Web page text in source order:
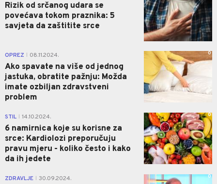
Rizik od srčanog udara se
povećava tokom praznika: 5
savjeta da zaštitite srce
OPREZ 08.11.2024.
Ako spavate na više od jednog
jastuka, obratite pažnju: Možda
imate ozbiljan zdravstveni
problem
0
STIL 14.10.2024.
6 namirnica koje su korisne za
srce: Kardiolozi preporučuju
pravu mjeru - koliko često i kako
da ih jedete
0
ZDRAVLJE 30.09.2024. 0